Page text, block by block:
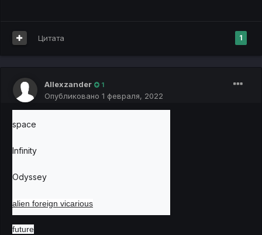
1
Цитата
Allexzander 1
Опубликовано 1 февраля, 2022
space
Infinity
Odyssey
alien foreign vicarious
future